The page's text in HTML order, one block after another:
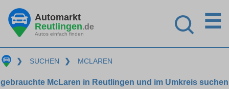
Automarkt
Reutlingen.de
Autos einfach finden
☰
❯ SUCHEN ❯ MCLAREN
gebrauchte McLaren in Reutlingen und im Umkreis suchen